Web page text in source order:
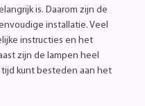
is. Daarom zijn de
installatie. Veel
instructies en het
zijn de lampen heel
kunt besteden aan het